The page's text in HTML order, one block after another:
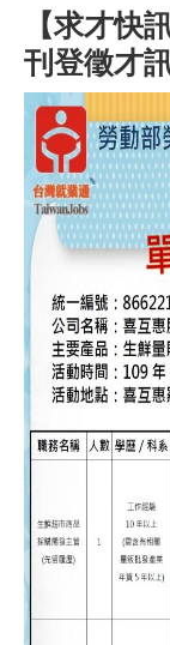
即測即評
職安測驗
交通位置
線上報名
資安公告
【求才快
刊登徵才